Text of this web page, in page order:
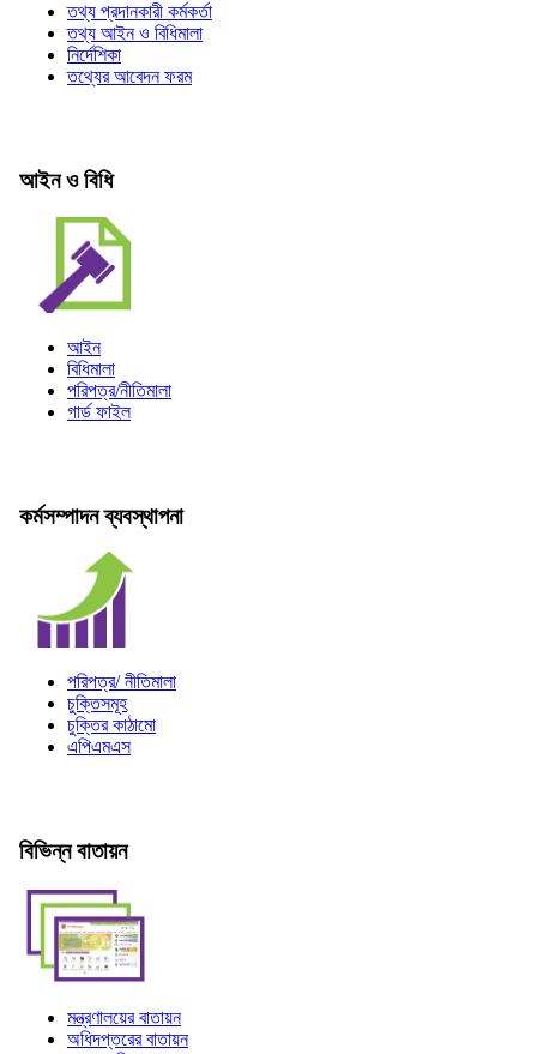
তথ্য প্রদানকারী কর্মকর্তা
তথ্য আইন ও বিধিমালা
নির্দেশিকা
তথ্যের আবেদন ফরম
আইন ও বিধি
আইন
বিধিমালা
পরিপত্র/নীতিমালা
গার্ড ফাইল
কর্মসম্পাদন ব্যবস্থাপনা
পরিপত্র/ নীতিমালা
চুক্তিসমূহ
চুক্তির কাঠামো
এপিএমএস
বিভিন্ন বাতায়ন
মন্ত্রণালয়ের বাতায়ন
অধিদপ্তরের বাতায়ন